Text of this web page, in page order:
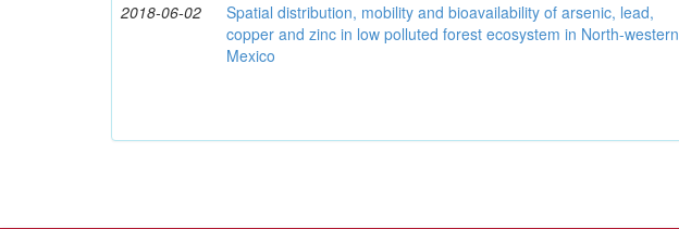
2018-06-02
Spatial distribution, mobility and bioavailability of arsenic, lead,
copper and zinc in low polluted forest ecosystem in North-western
Mexico